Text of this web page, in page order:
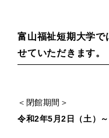
富山福祉短期大学で
せていただきます。
＜閉館期間＞
令和2年5月2日（土）